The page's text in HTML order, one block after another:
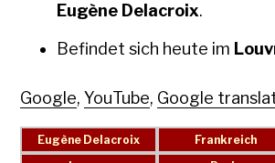
Eugène Delacroix.
Befind­et sich heute im
Google,YouTube, Google